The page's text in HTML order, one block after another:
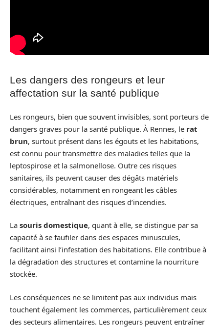
Les dangers des rongeurs et leur
affectation sur la santé publique
Les rongeurs, bien que souvent invisibles, sont porteurs de
dangers graves pour la santé publique. À Rennes, le rat
brun, surtout présent dans les égouts et les habitations,
est connu pour transmettre des maladies telles que la
leptospirose et la salmonellose. Outre ces risques
sanitaires, ils peuvent causer des dégâts matériels
considérables, notamment en rongeant les câbles
électriques, entraînant des risques d’incendies.
La souris domestique, quant à elle, se distingue par sa
capacité à se faufiler dans des espaces minuscules,
facilitant ainsi l’infestation des habitations. Elle contribue à
la dégradation des structures et contamine la nourriture
stockée.
Les conséquences ne se limitent pas aux individus mais
touchent également les commerces, particulièrement ceux
des secteurs alimentaires. Les rongeurs peuvent entraîner